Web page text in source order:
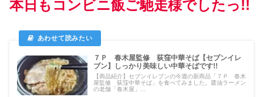
本日もコンビニ飯ご馳走様でしたっ!!
７Ｐ 春木屋監修 荻窪中華そば【セブンイレ
ブン】しっかり美味しい中華そばです!!
【商品紹介】セブンイレブンの今週の新商品「７Ｐ 春木
屋監修 荻窪中華そば」を食べてみました。醤油ラーメン
の老舗「春木屋」...